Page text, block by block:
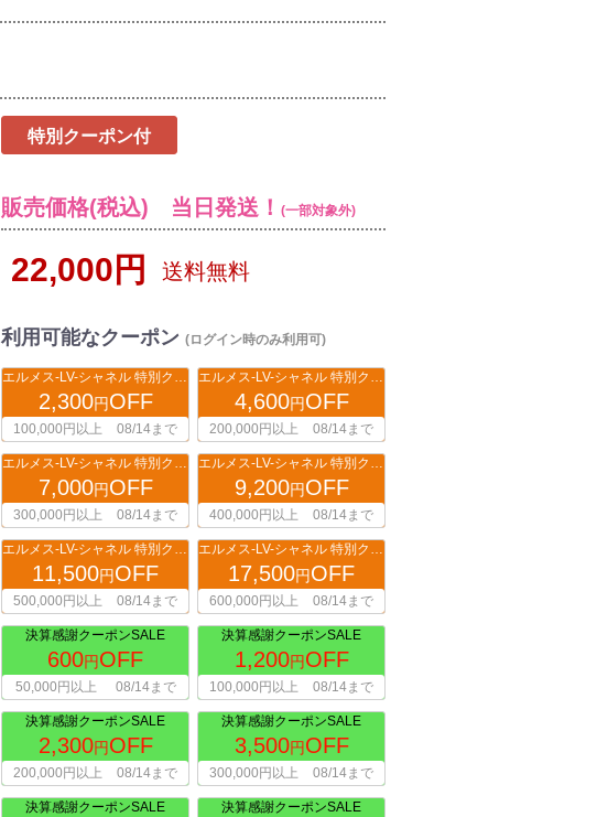
特別クーポン付
販売価格(税込) 当日発送！ (一部対象外)
22,000円 送料無料
利用可能なクーポン (ログイン時のみ利用可)
エルメス-LV-シャネル 特別クーポン
2,300円OFF
100,000円以上 08/14まで
エルメス-LV-シャネル 特別クーポン
4,600円OFF
200,000円以上 08/14まで
エルメス-LV-シャネル 特別クーポン
7,000円OFF
300,000円以上 08/14まで
エルメス-LV-シャネル 特別クーポン
9,200円OFF
400,000円以上 08/14まで
エルメス-LV-シャネル 特別クーポン
11,500円OFF
500,000円以上 08/14まで
エルメス-LV-シャネル 特別クーポン
17,500円OFF
600,000円以上 08/14まで
決算感謝クーポンSALE
600円OFF
50,000円以上 08/14まで
決算感謝クーポンSALE
1,200円OFF
100,000円以上 08/14まで
決算感謝クーポンSALE
2,300円OFF
200,000円以上 08/14まで
決算感謝クーポンSALE
3,500円OFF
300,000円以上 08/14まで
決算感謝クーポンSALE 決算感謝クーポンSALE